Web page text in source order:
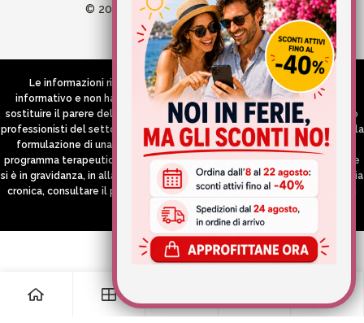
© 2026 Wellvit All Rights Reserved
Credits:Aries comunica
Le informazioni riportate nel Sito hanno esclusivamente scopo
informativo e non hanno in alcun modo né la pretesa né l’obiettivo di
sostituire il parere del medico e/o specialista, di altri operatori sanitari o
professionisti del settore che devono in ogni caso essere contattati per la
formulazione di una diagnosi o l’indicazione di un eventuale corretto
programma terapeutico e/o dietetico e/o di integrazione alimentare. Se
si è in gravidanza, in allattamento o si stanno assumendo farmaci in terapia
cronica, consultare il proprio medico curante prima di assumere qualsiasi
integratore.